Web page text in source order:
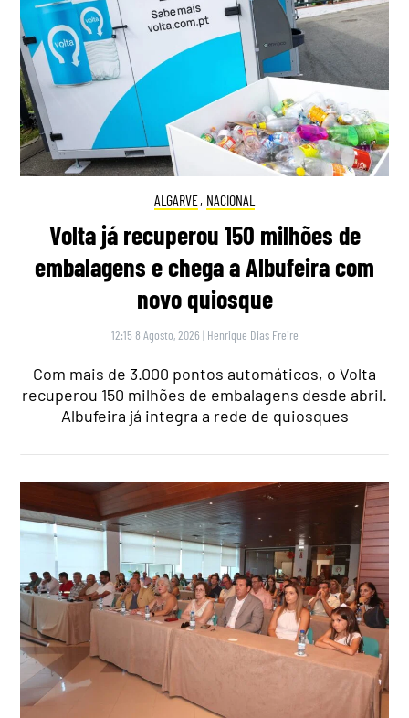
ALGARVE, NACIONAL
Volta já recuperou 150 milhões de
embalagens e chega a Albufeira com
novo quiosque
12:15 8 Agosto, 2026 | Henrique Dias Freire
Com mais de 3.000 pontos automáticos, o Volta
recuperou 150 milhões de embalagens desde abril.
Albufeira já integra a rede de quiosques